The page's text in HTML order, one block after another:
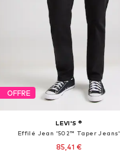
OFFRE
LEVI'S ®
Effilé Jean '502™ Taper Jeans'
85,41 €